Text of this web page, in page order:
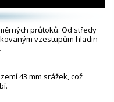
průtoků. Od středy
vzestupům hladin
43 mm srážek, což